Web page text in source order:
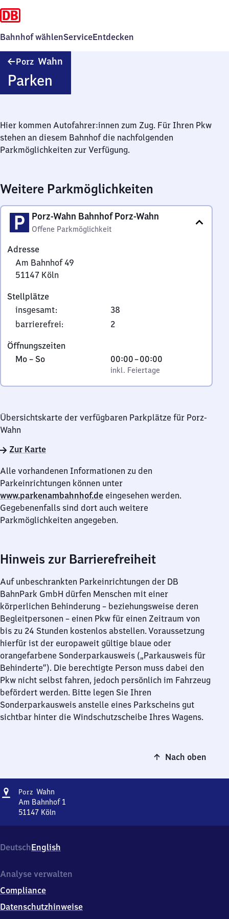
Bahnhof wählenServiceEntdecken
Porz Wahn
Parken
Hier kommen Autofahrer:innen zum Zug. Für Ihren Pkw
stehen an diesem Bahnhof die nachfolgenden
Parkmöglichkeiten zur Verfügung.
Weitere Parkmöglichkeiten
Porz-Wahn Bahnhof Porz-Wahn
Offene Parkmöglichkeit
Adresse
Am Bahnhof 49
51147 Köln
Bahnhof
49,
5
1
4
Köln
Stellplätze
insgesamt:
38
barrierefrei: 2
Öffnungszeiten
Montag
Sonntag
Mo – So,
00:00–00:00
Von
0
Uhr
Uhr
inkl. Feiertage
Übersichtskarte der verfügbaren Parkplätze für Porz-
Wahn
Zur Karte
Alle vorhandenen Informationen zu den
Parkeinrichtungen können unter
www.parkenambahnhof.de eingesehen werden.
Gegebenenfalls sind dort auch weitere
Parkmöglichkeiten angegeben.
Hinweis zur Barrierefreiheit
Auf unbeschrankten Parkeinrichtungen der DB
BahnPark GmbH dürfen Menschen mit einer
körperlichen Behinderung – beziehungsweise deren
Begleitpersonen – einen Pkw für einen Zeitraum von
bis zu 24 Stunden kostenlos abstellen. Voraussetzung
hierfür ist der europaweit gültige blaue oder
orangefarbene Sonderparkausweis („Parkausweis für
Behinderte“). Die berechtigte Person muss dabei den
Pkw nicht selbst fahren, jedoch persönlich im Fahrzeug
befördert werden. Bitte legen Sie Ihren
Sonderparkausweis anstelle eines Parkscheins gut
sichtbar hinter die Windschutzscheibe Ihres Wagens.
Nach oben
Adresse
Porz Wahn
Wahn
Am Bahnhof 1
51147 Köln
Am
Bahnhof
5
1
4
DeutschEnglish
Analyse verwalten
Compliance
Datenschutzhinweise